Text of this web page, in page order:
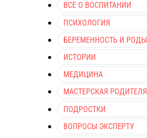
ВСЕ О ВОСПИТАНИИ
ПСИХОЛОГИЯ
БЕРЕМЕННОСТЬ И РОДЫ
ИСТОРИИ
МЕДИЦИНА
МАСТЕРСКАЯ РОДИТЕЛЯ
ПОДРОСТКИ
ВОПРОСЫ ЭКСПЕРТУ